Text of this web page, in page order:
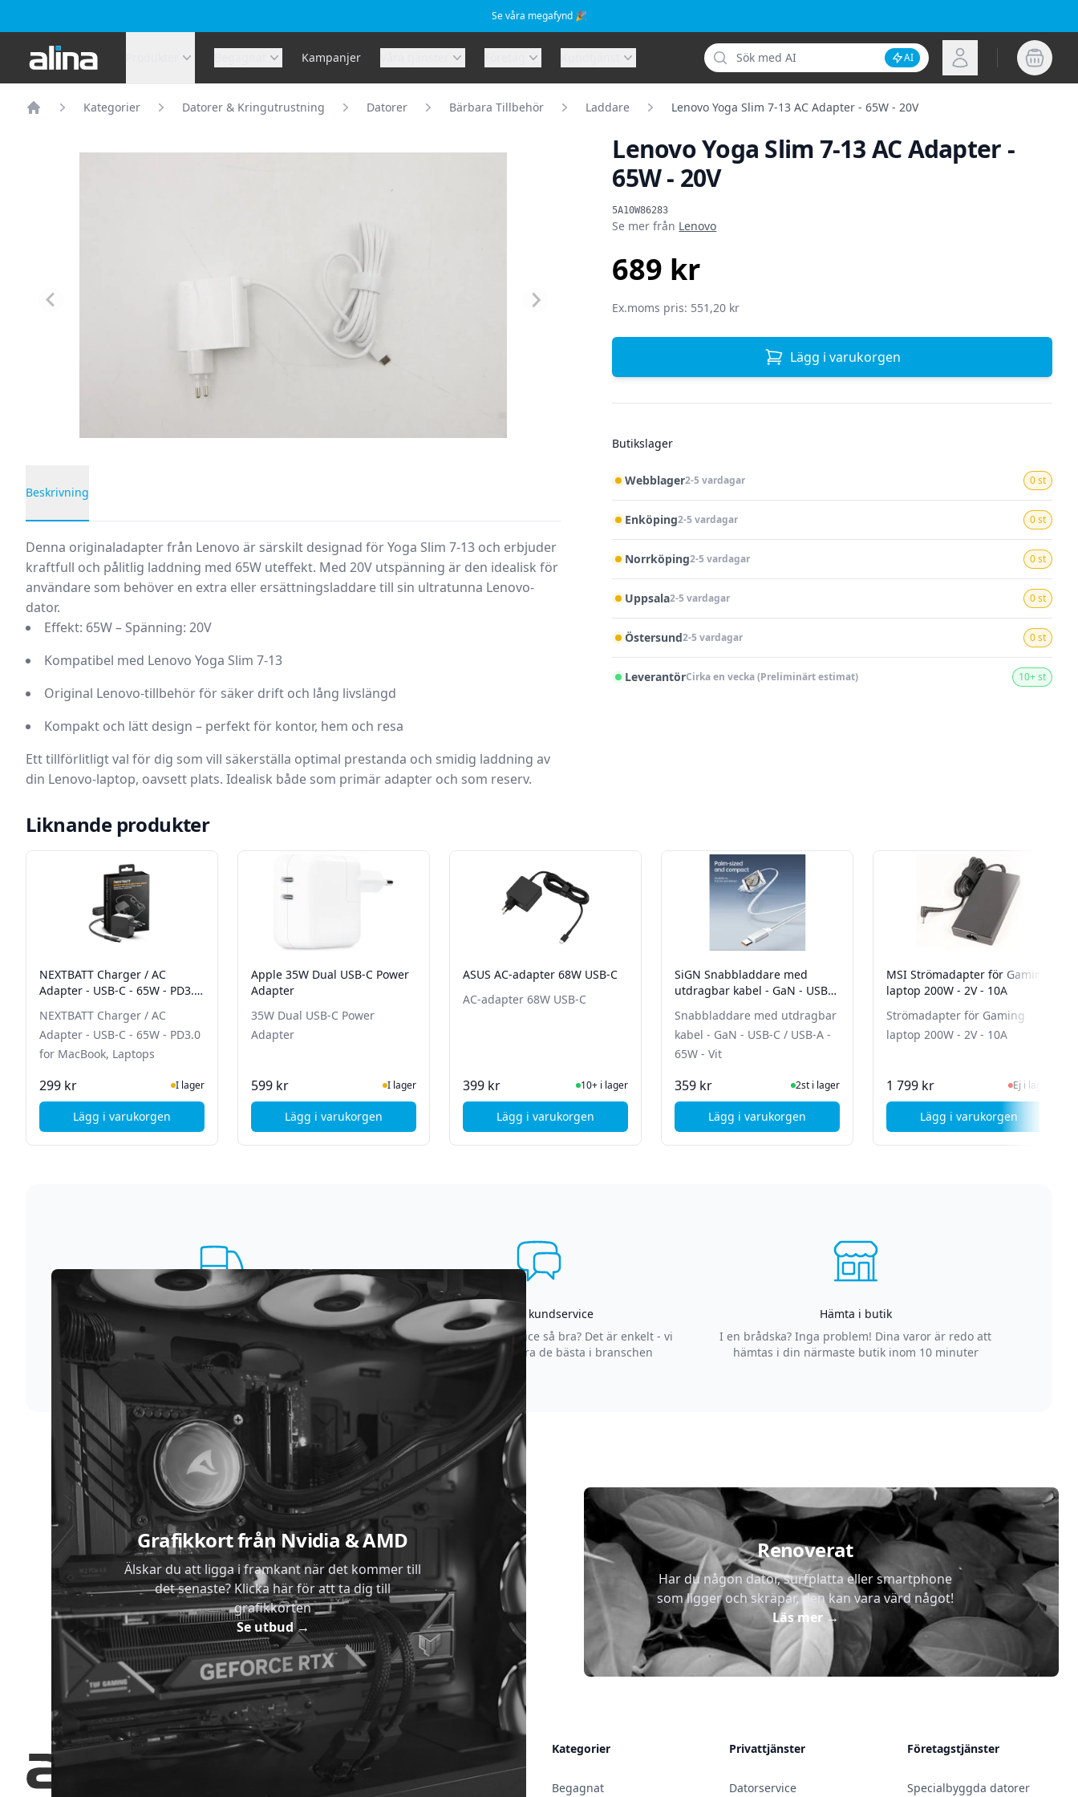
Se våra megafynd 🎉
Alina.se Kampanjer
Sök
Inaktivera AI-sökning
AI Logga in
Kategorier Datorer & Kringutrustning Datorer Bärbara Tillbehör Laddare Lenovo Yoga Slim 7-13 AC Adapter - 65W - 20V
Lenovo Yoga Slim 7-13 AC Adapter -
65W - 20V
5A10W86283
Produktinformation
Se mer från Lenovo
689 kr
Ex.moms pris: 551,20 kr
Lägg i varukorgen
Butikslager
Webblager2-5 vardagar 0 st
Enköping2-5 vardagar 0 st
Norrköping2-5 vardagar 0 st
Uppsala2-5 vardagar 0 st
Östersund2-5 vardagar 0 st
LeverantörCirka en vecka (Preliminärt estimat) 10+ st
Beskrivning
Denna originaladapter från Lenovo är särskilt designad för Yoga Slim 7-13 och erbjuder
kraftfull och pålitlig laddning med 65W uteffekt. Med 20V utspänning är den idealisk för
användare som behöver en extra eller ersättningsladdare till sin ultratunna Lenovo-
dator.
Effekt: 65W – Spänning: 20V
Kompatibel med Lenovo Yoga Slim 7-13
Original Lenovo-tillbehör för säker drift och lång livslängd
Kompakt och lätt design – perfekt för kontor, hem och resa
Ett tillförlitligt val för dig som vill säkerställa optimal prestanda och smidig laddning av
din Lenovo-laptop, oavsett plats. Idealisk både som primär adapter och som reserv.
Liknande produkter
NEXTBATT Charger / AC
Adapter - USB-C - 65W - PD3.0
NEXTBATT Charger / AC
Adapter - USB-C - 65W - PD3.0
for MacBook, Laptops
299 kr I lager
Lägg i varukorgen, NEXTBATT Charger / AC Adapter - USB-C - 65W - PD3.0 for MacBook, Laptops
Apple 35W Dual USB-C Power
Adapter
35W Dual USB-C Power
Adapter
599 kr I lager
Lägg i varukorgen, Apple 35W Dual USB-C Power Adapter
ASUS AC-adapter 68W USB-C
AC-adapter 68W USB-C
399 kr I Lager10+ i lager
Lägg i varukorgen, ASUS AC-adapter 68W USB-C
SiGN Snabbladdare med
utdragbar kabel - GaN - USB-C
Snabbladdare med utdragbar
kabel - GaN - USB-C / USB-A -
65W - Vit
359 kr I Lager2st i lager
Lägg i varukorgen, SiGN Snabbladdare med utdragbar kabel - GaN - USB-C /
MSI Strömadapter för Gaming
laptop 200W - 2V - 10A
Strömadapter för Gaming
laptop 200W - 2V - 10A
1 799 kr Ej i lager, besök
Ej i lager
Lägg i varukorgen, MSI Strömadapter
Supersnabb leverans
Vi förstår att du inte vill vänta. Därför packar och
skickar vi dina varor med blixtens hastighet
Asgrym kundservice
Varför är vår kundservice så bra? Det är enkelt - vi
strävar efter att vara de bästa i branschen
Hämta i butik
I en brådska? Inga problem! Dina varor är redo att
hämtas i din närmaste butik inom 10 minuter
Grafikkort från Nvidia & AMD
Älskar du att ligga i framkant när det kommer till
det senaste? Klicka här för att ta dig till
grafikkorten
Se utbud→
Renoverat
Har du någon dator, surfplatta eller smartphone
som ligger och skräpar, den kan vara värd något!
Läs mer→
Kontakt & Öppettider
Kategorier
Begagnat
Privattjänster
Datorservice
Företagstjänster
Specialbyggda datorer